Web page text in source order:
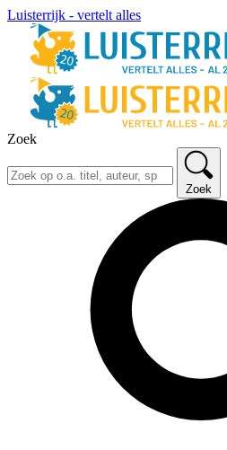
Luisterrijk - vertelt alles
Zoek
Zoek